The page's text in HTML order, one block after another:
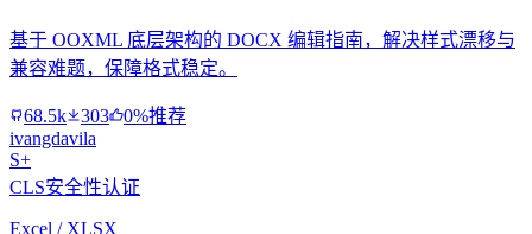
基于 OOXML 底层架构的 DOCX 编辑指南，解决样式漂移与
兼容难题，保障格式稳定。
68.5k 303
0%推荐
ivangdavila
S+
CLS安全性认证
Excel / XLSX